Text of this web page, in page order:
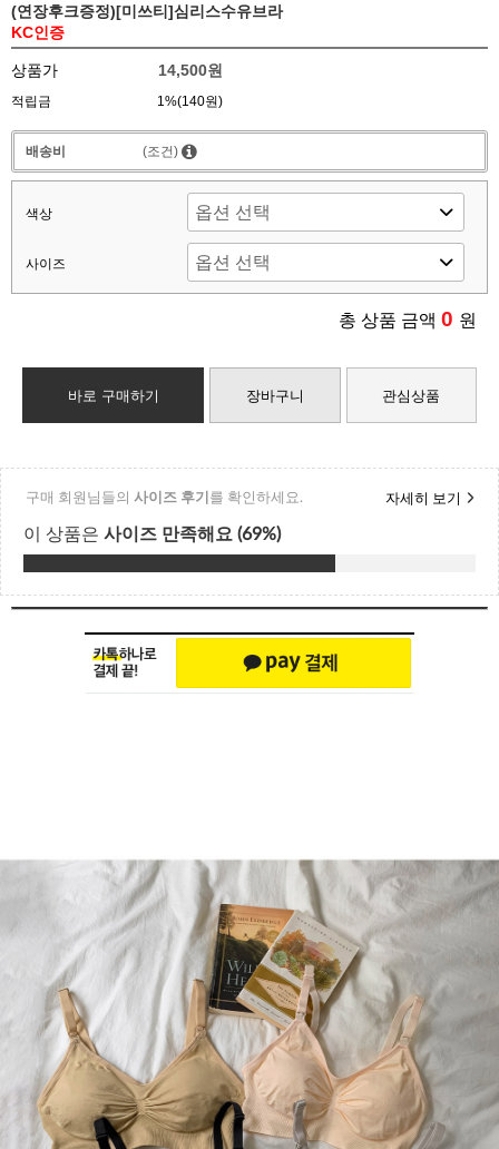
(연장후크증정)[미쓰티]심리스수유브라
KC인증
상품가 14,500원
적립금 1%(140원)
배송비 (조건)
색상
사이즈
총 상품 금액 0 원
바로 구매하기 장바구니 관심상품